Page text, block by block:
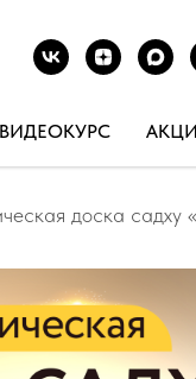
ВИДЕОКУРС
доска садху